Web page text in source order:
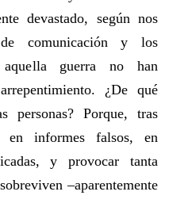
devastado, según nos
comunicación y los
aquella guerra no han
¿De qué
personas? Porque, tras
en informes falsos, en
y provocar tanta
–aparentemente